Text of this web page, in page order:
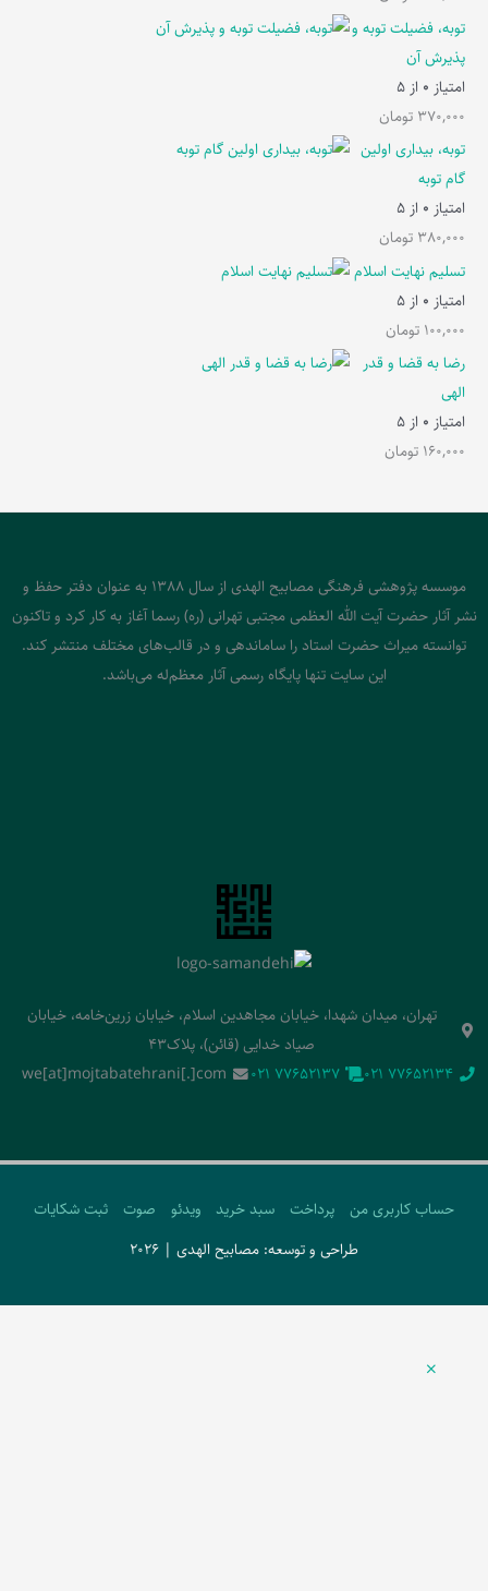
توبه، فضیلت توبه و
پذیرش آن
امتیاز 0 از 5
370,000 تومان
توبه، بیداری اولین
گام توبه
امتیاز 0 از 5
380,000 تومان
تسلیم نهایت اسلام
امتیاز 0 از 5
100,000 تومان
رضا به قضا و قدر
الهی
امتیاز 0 از 5
160,000 تومان
موسسه پژوهشی فرهنگی مصابیح الهدی از سال 1388 به عنوان دفتر حفظ و
نشر آثار حضرت آیت الله العظمی مجتبی تهرانی (ره) رسما آغاز به کار کرد و تاکنون
توانسته میراث حضرت استاد را ساماندهی و در قالب‌های مختلف منتشر کند.
این سایت تنها پایگاه رسمی آثار معظم‌له می‌باشد.
تهران، میدان شهدا، خیابان مجاهدین اسلام، خیابان زرین‌خامه، خیابان
صیاد خدایی (قائن)، پلاک43
‭021 77652134‬
‭021 77652137‬
we[at]mojtabatehrani[.]com
حساب کاربری من پرداخت سبد خرید ویدئو صوت
ثبت شکایات
طراحی و توسعه: مصابیح الهدی | 2026